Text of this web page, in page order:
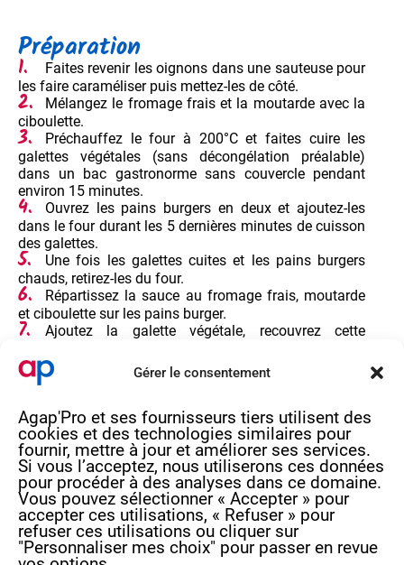
Gérer le consentement
Agap'Pro et ses fournisseurs tiers utilisent des
cookies et des technologies similaires pour
fournir, mettre à jour et améliorer ses services.
Si vous l’acceptez, nous utiliserons ces données
pour procéder à des analyses dans ce domaine.
Vous pouvez sélectionner « Accepter » pour
accepter ces utilisations, « Refuser » pour
refuser ces utilisations ou cliquer sur
"Personnaliser mes choix" pour passer en revue
Préparation
Faites revenir les oignons dans une sauteuse pour
les faire caraméliser puis mettez-les de côté.
Mélangez le fromage frais et la moutarde avec la
ciboulette.
Préchauffez le four à 200°C et faites cuire les
galettes végétales (sans décongélation préalable)
dans un bac gastronorme sans couvercle pendant
environ 15 minutes.
Ouvrez les pains burgers en deux et ajoutez-les
dans le four durant les 5 dernières minutes de cuisson
des galettes.
Une fois les galettes cuites et les pains burgers
chauds, retirez-les du four.
Répartissez la sauce au fromage frais, moutarde
et ciboulette sur les pains burger.
Ajoutez la galette végétale, recouvrez cette
caramélisés.
Enfin, ajoutez la salade verte en chiffonnade, les
burger.
Imprimer la recette